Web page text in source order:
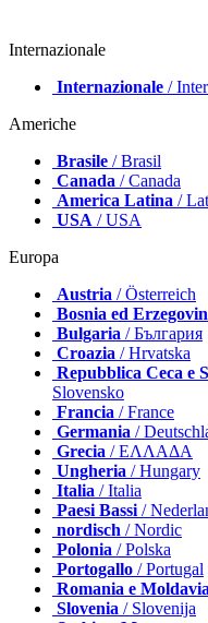
Internazionale
Internazionale /
Americhe
Brasile / Brasil
Canada / Canada
America Latina /
USA / USA
Europa
Austria / Österreich
Bosnia ed
Bulgaria / България
Croazia / Hrvatska
Repubblica Ceca e
Slovensko
Francia / France
Germania /
Grecia / ΕΛΛΑΔΑ
Ungheria / Hungary
Italia / Italia
Paesi Bassi/
nordisch / Nordic
Polonia / Polska
Portogallo / Portugal
Romania e
Slovenia / Slovenija